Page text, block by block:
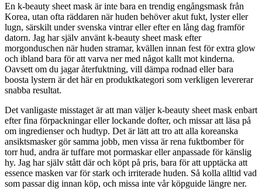
En k-beauty sheet mask är inte bara en trendig engångsmask från
Korea, utan ofta räddaren när huden behöver akut fukt, lyster eller
lugn, särskilt under svenska vintrar eller efter en lång dag framför
datorn. Jag har själv använt k-beauty sheet mask efter
morgonduschen när huden stramar, kvällen innan fest för extra glow
och ibland bara för att varva ner med något kallt mot kinderna.
Oavsett om du jagar återfuktning, vill dämpa rodnad eller bara
boosta lystern är det här en produktkategori som verkligen levererar
snabba resultat.
Det vanligaste misstaget är att man väljer k-beauty sheet mask enbart
efter fina förpackningar eller lockande dofter, och missar att läsa på
om ingredienser och hudtyp. Det är lätt att tro att alla koreanska
ansiktsmasker gör samma jobb, men vissa är rena fuktbomber för
torr hud, andra är tuffare mot pormaskar eller anpassade för känslig
hy. Jag har själv stått där och köpt på pris, bara för att upptäcka att
essence masken var för stark och irriterade huden. Så kolla alltid vad
som passar dig innan köp, och missa inte vår köpguide längre ner.